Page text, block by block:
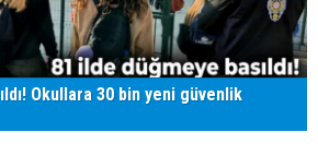
Okullara 30 bin yeni güvenlik